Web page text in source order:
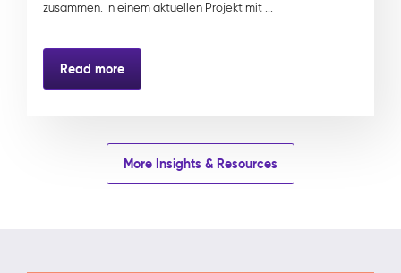
zusammen. In einem aktuellen Projekt mit ...
Read more
More Insights & Resources